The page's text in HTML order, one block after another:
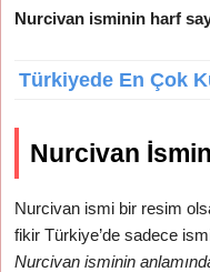
Nurcivan isminin harf
Türkiyede En Çok
Nurcivan
Nurcivan ismi bir resim
fikir Türkiye’de sadece
Nurcivan isminin